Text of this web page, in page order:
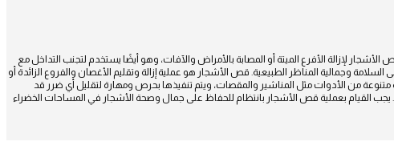
لإزالة الأفرع الميتة أو المصابة بالأمراض والآفات، وهو أيضًا يستخدم لتجنب التداخل مع
وجمالية المناظر الطبيعية. قص الأشجار هو عملية إزالة وتقليم الأغصان والفروع الزائدة أو
من الأدوات مثل المناشير والمقصات، ويتم تنفيذها بحرص ومهارة لتقليل أي ضرر قد
يجب القيام بعملية قص الأشجار بانتظام للحفاظ على جمال وصحة الأشجار في المساحات الخضراء